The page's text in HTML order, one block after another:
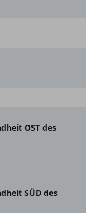
nach
und Setzen
ein Arzt nicht
einfachen
im
OST des
SÜD des